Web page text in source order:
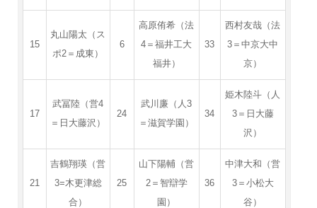
15
丸山陽太（ス
ポ2＝成東）
6
高原侑希（法
4＝福井工大
福井）
33
西村友哉（法
3＝中京大中
京）
17
武冨陸（営4
＝日大藤沢）
24
武川廉（人3
＝滋賀学園）
34
姫木陸斗（人
3＝日大藤
沢）
21
吉鶴翔瑛（営
3=木更津総
合）
25
山下陽輔（営
2＝智辯学
園）
36
中津大和（営
3＝小松大
谷）